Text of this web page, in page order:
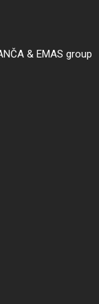
& EMAS group